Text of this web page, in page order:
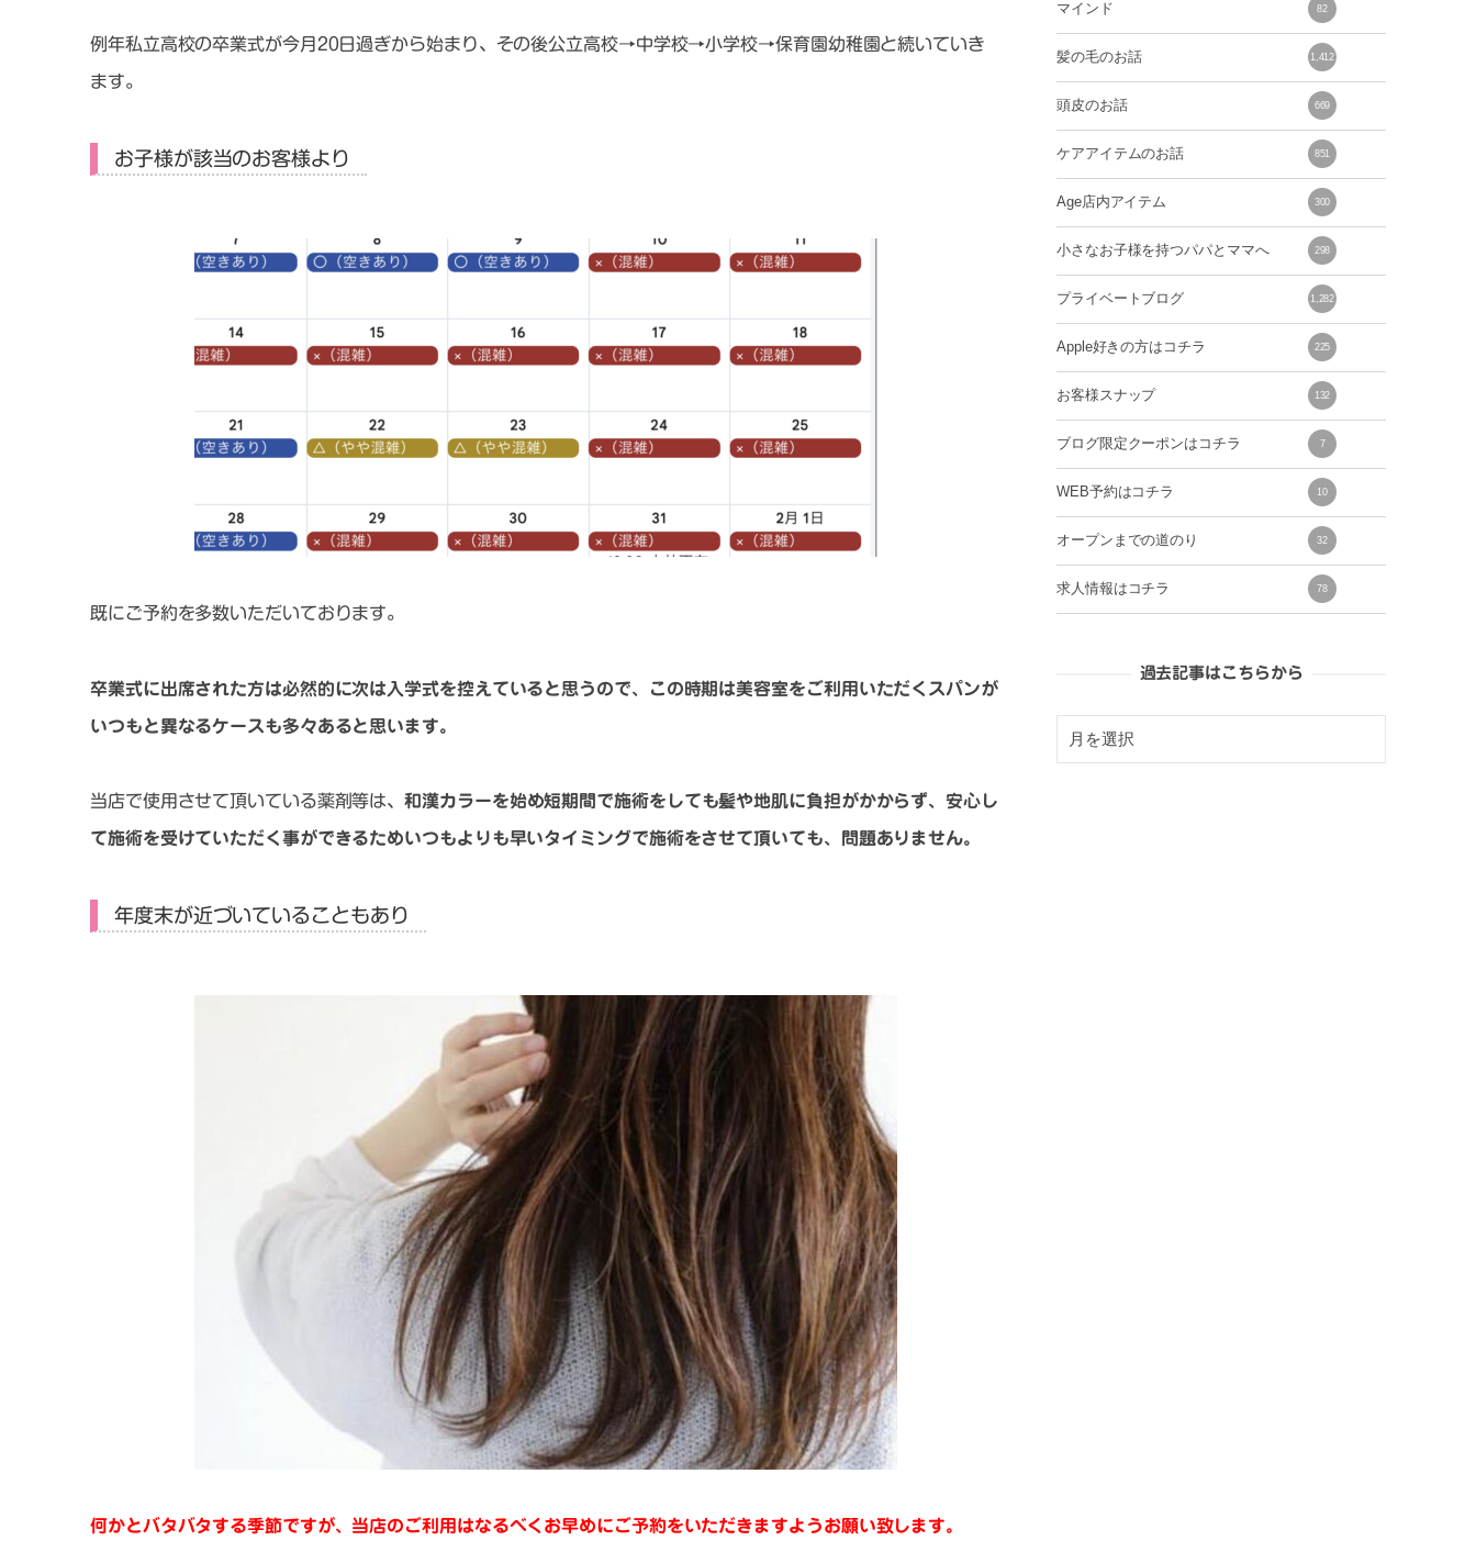
例年私立高校の卒業式が今月20日過ぎから始まり、その後公立高校→中学校→小学校→保育園幼稚園と続いていき
ます。
お子様が該当のお客様より
既にご予約を多数いただいております。
卒業式に出席された方は必然的に次は入学式を控えていると思うので、この時期は美容室をご利用いただくスパンが
いつもと異なるケースも多々あると思います。
当店で使用させて頂いている薬剤等は、和漢カラーを始め短期間で施術をしても髪や地肌に負担がかからず、安心し
て施術を受けていただく事ができるためいつもよりも早いタイミングで施術をさせて頂いても、問題ありません。
年度末が近づいていることもあり
何かとバタバタする季節ですが、当店のご利用はなるべくお早めにご予約をいただきますようお願い致します。
マインド 82
髪の毛のお話 1,412
頭皮のお話 669
ケアアイテムのお話 851
Age店内アイテム 300
小さなお子様を持つパパとママへ 298
プライベートブログ 1,282
Apple好きの方はコチラ 225
お客様スナップ 132
ブログ限定クーポンはコチラ 7
WEB予約はコチラ 10
オープンまでの道のり 32
求人情報はコチラ 78
過去記事はこちらから